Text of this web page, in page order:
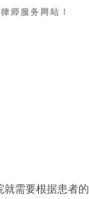
师服务网站！
需要根据患者的